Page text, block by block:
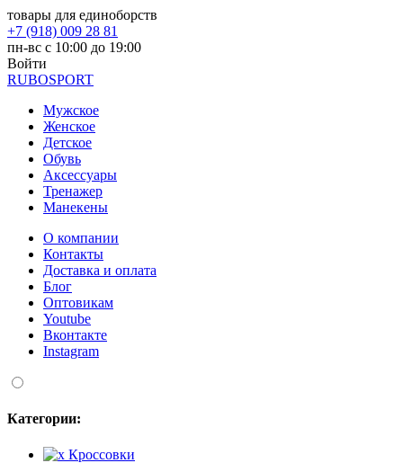
товары для единоборств
+7 (918) 009 28 81
пн-вс с 10:00 до 19:00
Войти
RUBOSPORT
Мужское
Женское
Детское
Обувь
Аксессуары
Тренажер
Манекены
О компании
Контакты
Доставка и оплата
Блог
Оптовикам
Youtube
Вконтакте
Instagram
Категории:
Кроссовки